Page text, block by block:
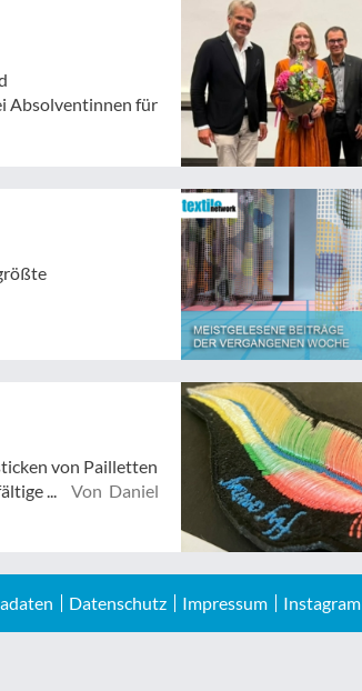
Absolventinnen für
von Pailletten
...
Von Daniel
Datenschutz Impressum Instagram